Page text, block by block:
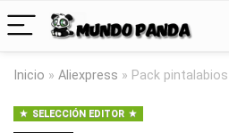
Inicio » Aliexpress » Pack
SELECCIÓN EDITOR